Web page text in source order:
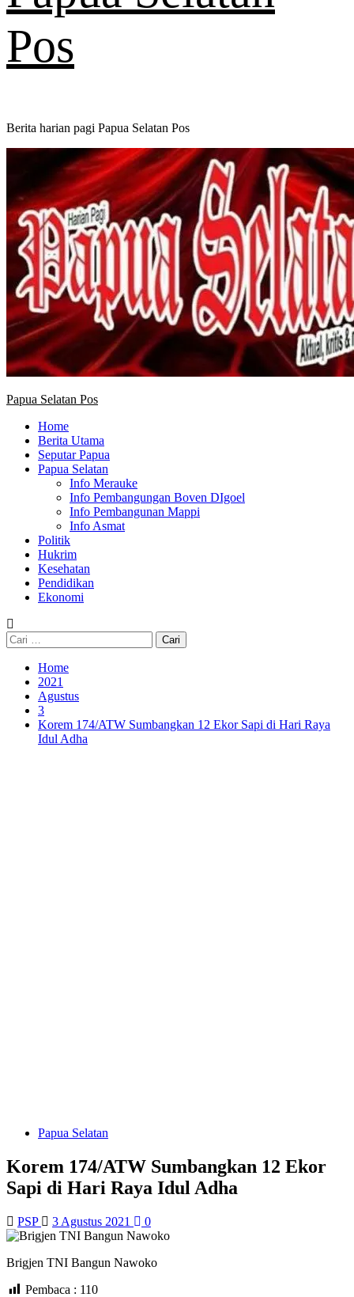
Pos
Berita harian pagi Papua Selatan Pos
Primary
Papua Selatan Pos
Home
Berita Utama
Seputar Papua
Papua Selatan
Info Merauke
Info Pembangungan Boven DIgoel
Info Pembangunan Mappi
Info Asmat
Politik
Hukrim
Kesehatan
Pendidikan
Ekonomi
Cari
untuk:
Home
2021
Agustus
3
Korem 174/ATW Sumbangkan 12 Ekor Sapi di Hari Raya
Idul Adha
Papua Selatan
Korem 174/ATW Sumbangkan 12 Ekor
Sapi di Hari Raya Idul Adha
PSP 3 Agustus 2021 0
Brigjen TNI Bangun Nawoko
Pembaca : 110